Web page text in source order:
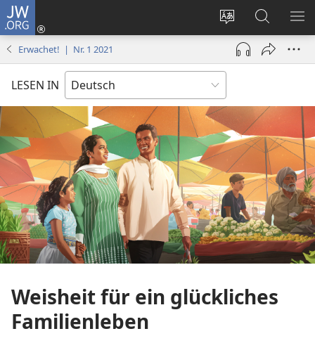
JW.ORG
Websitesprache
ändern
Anmelden
(öffnet
neues
Fenster)
Suche
Erwachet! | Nr. 1 2021
LESEN IN
Weisheit für ein glückliches
Familienleben